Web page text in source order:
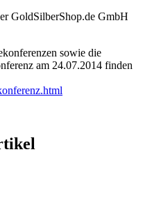
GoldSilberShop.de GmbH
sowie die
am 24.07.2014 finden